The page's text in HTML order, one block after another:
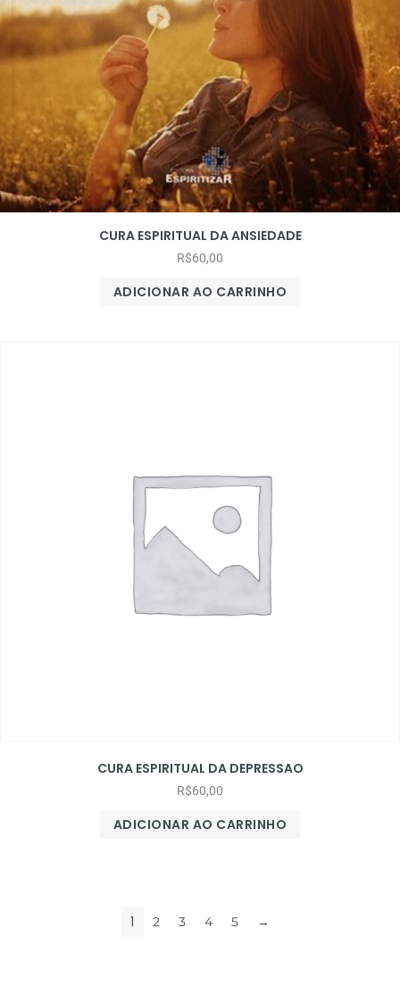
CURA ESPIRITUAL DA ANSIEDADE
R$60,00
ADICIONAR AO CARRINHO
CURA ESPIRITUAL DA DEPRESSAO
R$60,00
ADICIONAR AO CARRINHO
1 2 3 4 5 →